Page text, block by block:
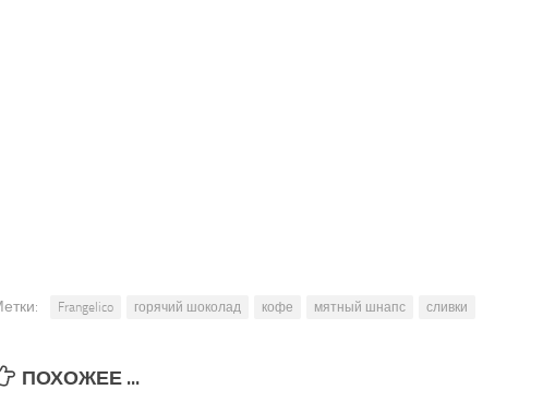
Frangelico горячий шоколад кофе мятный шнапс сливки
ПОХОЖЕЕ ...